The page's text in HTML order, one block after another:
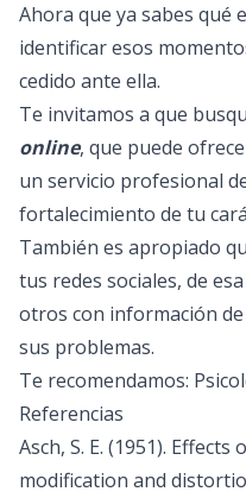
Ahora que ya sabes qué
identificar esos
cedido ante ella.
Te invitamos a que
online, que puede
un servicio profesional
fortalecimiento de tu
También es apropiado
tus redes sociales, de
otros con información
sus problemas.
Te recomendamos:
Referencias
Asch, S. E. (1951).
modification and